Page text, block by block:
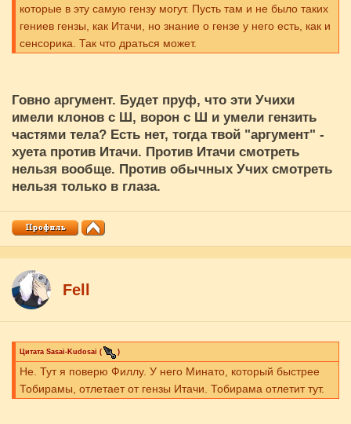
которые в эту самую гензу могут. Пусть там и не было таких
гениев гензы, как Итачи, но знание о гензе у него есть, как и
сенсорика. Так что драться может.
Говно аргумент. Будет пруф, что эти Учихи
имели клонов с Ш, ворон с Ш и умели гензить
частями тела? Есть нет, тогда твой "аргумент" -
хуета против Итачи. Против Итачи смотреть
нельзя вообще. Против обычных Учих смотреть
нельзя только в глаза.
Fell
Цитата Sasai-Kudosai ( )
Не. Тут я поверю Филлу. У него Минато, который быстрее
Тобирамы, отлетает от гензы Итачи. Тобирама отлетит тут.